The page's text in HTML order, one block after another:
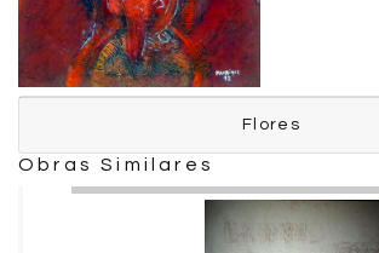
Manrique
Flores
Obras Similares